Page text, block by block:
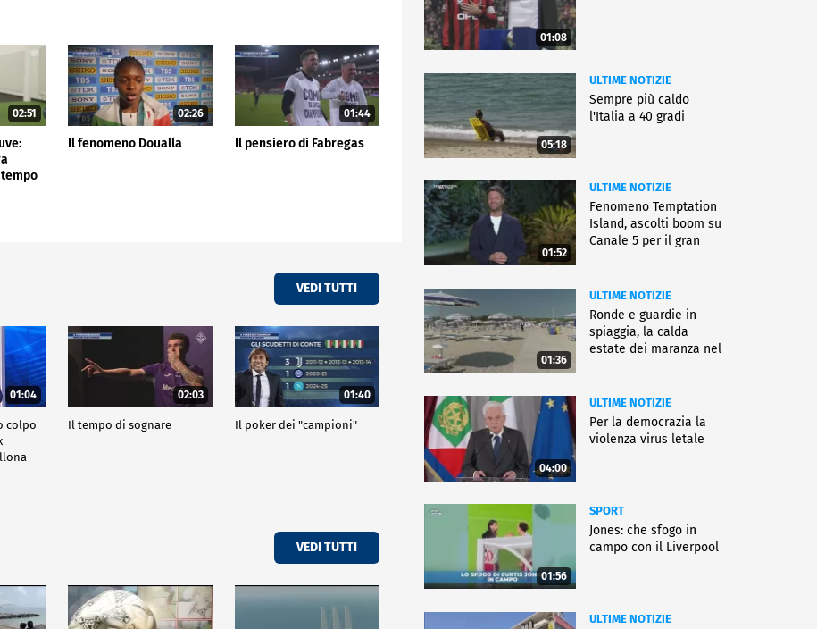
02:51 02:26
Il fenomeno Doualla
01:44
Il pensiero di Fabregas
VEDI TUTTI
01:04
colpo
02:03
Il tempo di sognare
01:40
Il poker dei "campioni"
VEDI TUTTI
01:08
05:18
ULTIME NOTIZIE
Sempre più caldo
l'Italia a 40 gradi
01:52
ULTIME NOTIZIE
Fenomeno Temptation
Island, ascolti boom su
Canale 5 per il gran
01:36
ULTIME NOTIZIE
Ronde e guardie in
spiaggia, la calda
estate dei maranza nel
04:00
ULTIME NOTIZIE
Per la democrazia la
violenza virus letale
01:56
SPORT
Jones: che sfogo in
campo con il Liverpool
ULTIME NOTIZIE